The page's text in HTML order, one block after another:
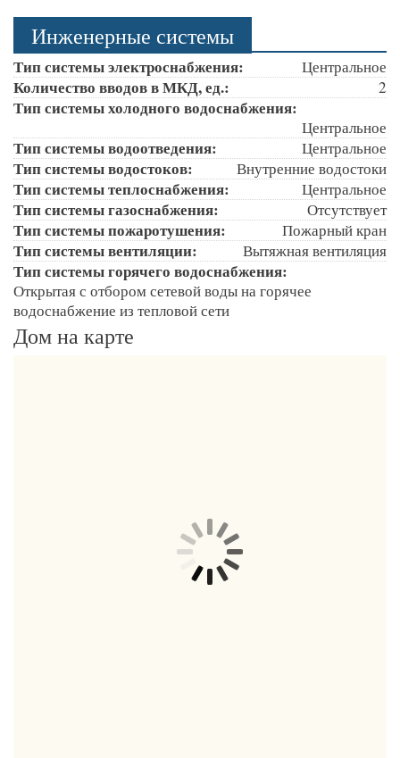
Инженерные системы
Тип системы электроснабжения: Центральное
Количество вводов в МКД, ед.: 2
Тип системы холодного водоснабжения:
Центральное
Тип системы водоотведения: Центральное
Тип системы водостоков: Внутренние водостоки
Тип системы теплоснабжения: Центральное
Тип системы газоснабжения: Отсутствует
Тип системы пожаротушения: Пожарный кран
Тип системы вентиляции: Вытяжная вентиляция
Тип системы горячего водоснабжения:
Открытая с отбором сетевой воды на горячее
водоснабжение из тепловой сети
Дом на карте